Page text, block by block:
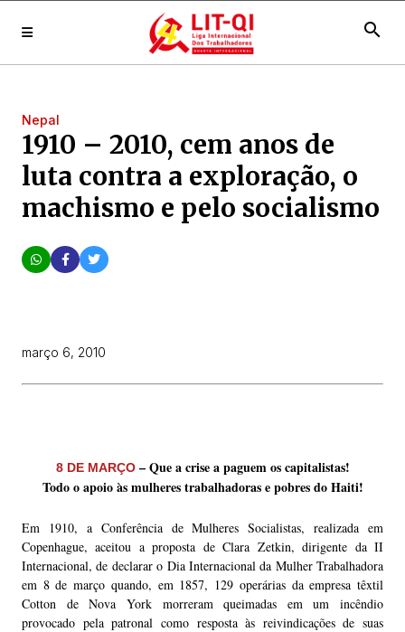
search
Nepal
1910 – 2010, cem anos de
luta contra a exploração, o
machismo e pelo socialismo
março 6, 2010
8 DE MARÇO–Que a crise a paguem os capitalistas!
Todo o apoio às mulheres trabalhadoras e pobres do Haiti!
Em 1910, a Conferência de Mulheres Socialistas, realizada em
Copenhague, aceitou a proposta de Clara Zetkin, dirigente da II
Internacional, de declarar o Dia Internacional da Mulher Trabalhadora
em 8 de março quando, em 1857, 129 operárias da empresa têxtil
Cotton de Nova York morreram queimadas em um incêndio
provocado pela patronal como resposta às reivindicações de suas